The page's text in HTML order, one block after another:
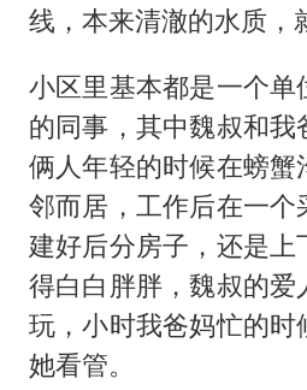
线，本来清澈的水质，
小区里基本都是一个
的同事，其中魏叔和我
俩人年轻的时候在螃蟹
邻而居，工作后在一个
建好后分房子，还是上
得白白胖胖，魏叔的爱
玩，小时我爸妈忙的时
她看管。